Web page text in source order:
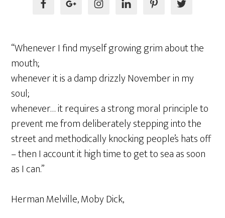
“Whenever I find myself growing grim about the
mouth;
whenever it is a damp drizzly November in my
soul;
whenever… it requires a strong moral principle to
prevent me from deliberately stepping into the
street and methodically knocking people’s hats off
– then I account it high time to get to sea as soon
as I can.”
Herman Melville, Moby Dick,